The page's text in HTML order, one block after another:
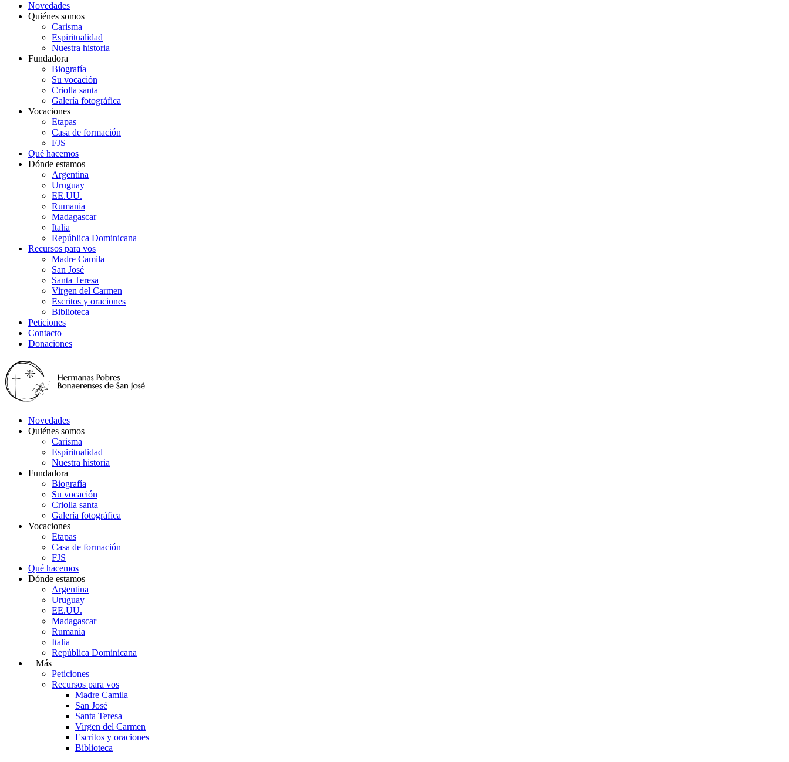
Novedades
Quiénes somos
Carisma
Espiritualidad
Nuestra historia
Fundadora
Biografía
Su vocación
Criolla santa
Galería fotográfica
Vocaciones
Etapas
Casa de formación
FJS
Qué hacemos
Dónde estamos
Argentina
Uruguay
EE.UU.
Rumania
Madagascar
Italia
República Dominicana
Recursos para vos
Madre Camila
San José
Santa Teresa
Virgen del Carmen
Escritos y oraciones
Biblioteca
Peticiones
Contacto
Donaciones
Novedades
Quiénes somos
Carisma
Espiritualidad
Nuestra historia
Fundadora
Biografía
Su vocación
Criolla santa
Galería fotográfica
Vocaciones
Etapas
Casa de formación
FJS
Qué hacemos
Dónde estamos
Argentina
Uruguay
EE.UU.
Madagascar
Rumania
Italia
República Dominicana
+ Más
Peticiones
Recursos para vos
Madre Camila
San José
Santa Teresa
Virgen del Carmen
Escritos y oraciones
Biblioteca